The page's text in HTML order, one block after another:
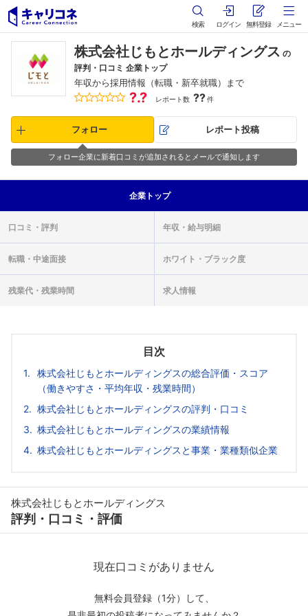
検索 ログイン 無料登録 メニュー
株式会社じもとホールディングス の
評判・口コミ 企業トップ
年収から採用情報（転職・新卒就職）まで
?.? レポート数 ??件
フォロー レポート投稿
フォロー企業に新着口コミが追加されるとメールで通知します
企業 トップ
口コミ・ 評判 年収・ 給与明細
転職・ 中途面接 ホワイト・ ブラック度
残業代・ 残業時間 求人情報
目次
株式会社じもとホールディングスの総合評価・スコア
（働きやすさ・平均年収・残業時間）
株式会社じもとホールディングスの評判・口コミ
株式会社じもとホールディングスの業績情報
株式会社じもとホールディングスと事業・業種類似企業
株式会社じもとホールディングス
評判・口コミ・評価
現在口コミがありません
無料会員登録（1分）して、